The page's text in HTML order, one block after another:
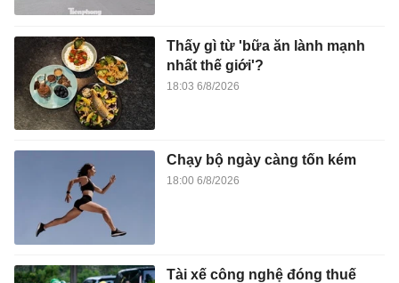
Thấy gì từ 'bữa ăn lành mạnh
nhất thế giới'?
18:03 6/8/2026
Chạy bộ ngày càng tốn kém
18:00 6/8/2026
Tài xế công nghệ đóng thuế